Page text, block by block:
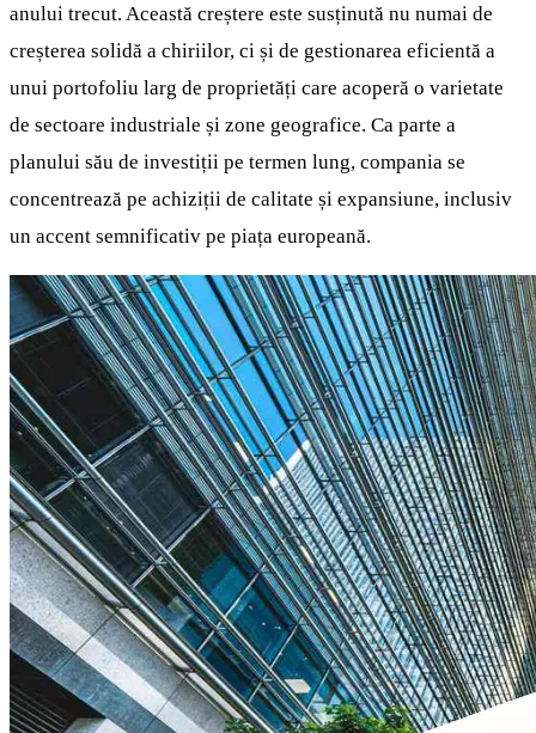
anului trecut. Această creștere este susținută nu numai de
creșterea solidă a chiriilor, ci și de gestionarea eficientă a
unui portofoliu larg de proprietăți care acoperă o varietate
de sectoare industriale și zone geografice. Ca parte a
planului său de investiții pe termen lung, compania se
concentrează pe achiziții de calitate și expansiune, inclusiv
un accent semnificativ pe piața europeană.